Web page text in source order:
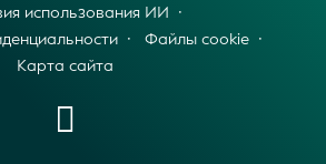
использования ИИ
Файлы cookie
Карта сайта